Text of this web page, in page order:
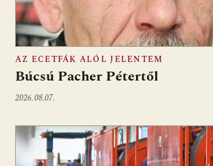
AZ ECETFÁK ALÓL JELENTEM
Búcsú Pacher Pétertől
2026.08.07.